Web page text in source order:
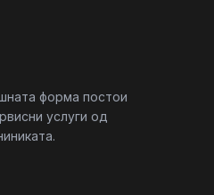
форма постои
услуги од